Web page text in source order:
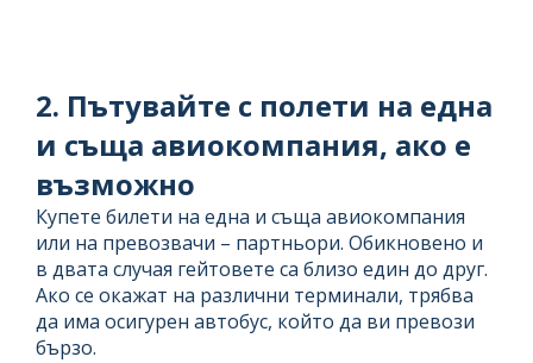
2. Пътувайте с полети на една
и съща авиокомпания, ако е
възможно
Купете билети на една и съща авиокомпания
или на превозвачи – партньори. Обикновено и
в двата случая гейтовете са близо един до друг.
Ако се окажат на различни терминали, трябва
да има осигурен автобус, който да ви превози
бързо.